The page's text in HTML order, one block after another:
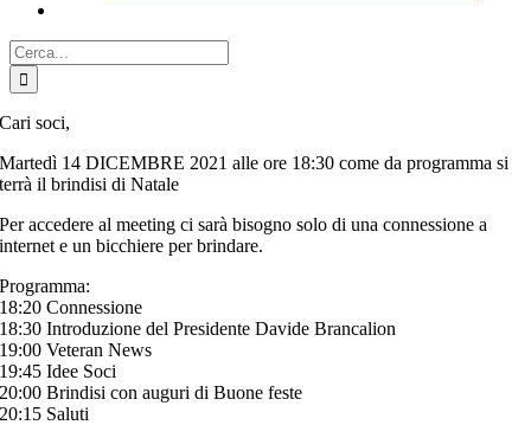
Cerca
per:
Cari soci,
Martedì 14 DICEMBRE 2021 alle ore 18:30 come da programma si
terrà il brindisi di Natale
Per accedere al meeting ci sarà bisogno solo di una connessione a
internet e un bicchiere per brindare.
Programma:
18:20 Connessione
18:30 Introduzione del Presidente Davide Brancalion
19:00 Veteran News
19:45 Idee Soci
20:00 Brindisi con auguri di Buone feste
20:15 Saluti